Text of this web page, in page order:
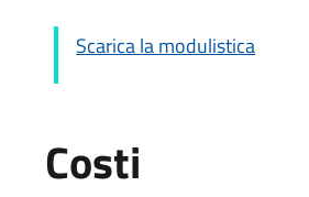
Scarica la modulistica
Costi